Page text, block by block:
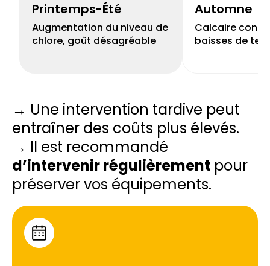
Printemps-Été
Augmentation du niveau de
chlore, goût désagréable
Automne
Calcaire
baisses de
→ Une intervention tardive peut
entraîner des coûts plus élevés.
→ Il est recommandé
d’intervenir régulièrement pour
préserver vos équipements.